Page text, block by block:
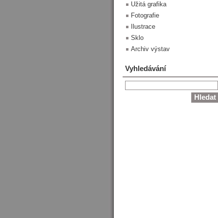
Užitá grafika
Fotografie
Ilustrace
Sklo
Archiv výstav
Vyhledávání